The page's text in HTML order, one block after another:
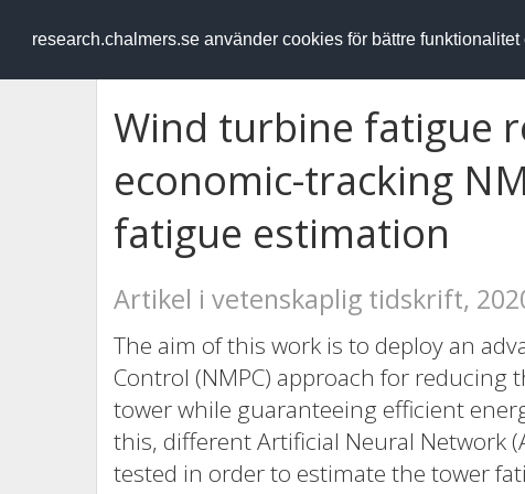
research.chalmers.se använder cookies för bättre
RESEARCH.chalmers.se
Wind turbine fatigue
economic-tracking
fatigue estimation
Artikel i vetenskaplig tidskrift,
The aim of this work is to deploy an
Control (NMPC) approach for reducing
tower while guaranteeing efficient
this, different Artificial Neural Network
tested in order to estimate the tower